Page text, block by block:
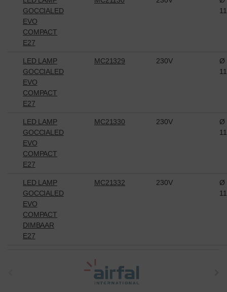
GOCCIALED
EVO
COMPACT
E27
LED LAMP
GOCCIALED
EVO
COMPACT
E27
MC21329 230V
Ø
LED LAMP
GOCCIALED
EVO
COMPACT
E27
MC21330 230V
Ø
LED LAMP
GOCCIALED
EVO
COMPACT
DIMBAAR
E27
MC21332 230V
Ø